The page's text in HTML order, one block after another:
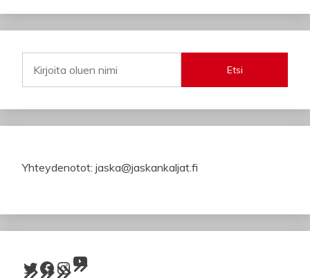
Etsi
Yhteydenotot: jaska@jaskankaljat.fi
Twitter Facebook InstagramYouTube